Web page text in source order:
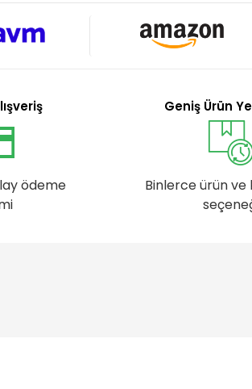
ödeme
Geniş Ürün
Binlerce ürün